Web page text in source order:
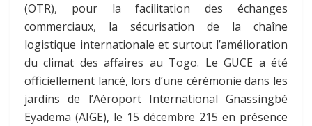
(OTR), pour la facilitation des échanges
commerciaux, la sécurisation de la chaîne
logistique internationale et surtout l’amélioration
du climat des affaires au Togo. Le GUCE a été
officiellement lancé, lors d’une cérémonie dans les
jardins de l’Aéroport International Gnassingbé
Eyadema (AIGE), le 15 décembre 215 en présence